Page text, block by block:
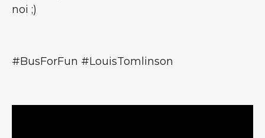
noi ;)
#BusForFun #LouisTomlinson